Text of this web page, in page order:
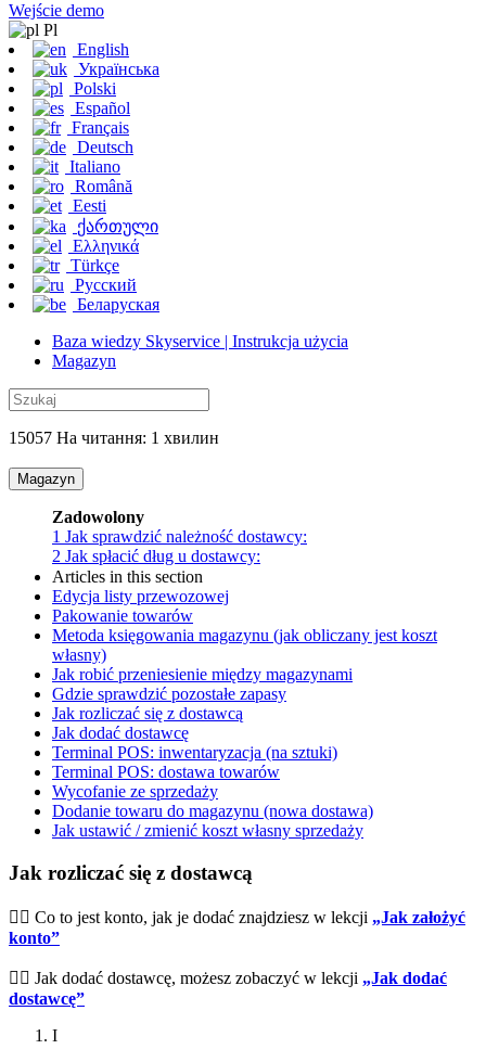
Wejście demo
Pl
English
Українська
Polski
Español
Français
Deutsch
Italiano
Română
Eesti
ქართული
Ελληνικά
Türkçe
Русский
Беларуская
Baza wiedzy Skyservice | Instrukcja użycia
Magazyn
15057 На читання: 1 хвилин
Magazyn
Zadowolony
1 Jak sprawdzić należność dostawcy:
2 Jak spłacić dług u dostawcy:
Articles in this section
Edycja listy przewozowej
Pakowanie towarów
Metoda księgowania magazynu (jak obliczany jest koszt
własny)
Jak robić przeniesienie między magazynami
Gdzie sprawdzić pozostałe zapasy
Jak rozliczać się z dostawcą
Jak dodać dostawcę
Terminal POS: inwentaryzacja (na sztuki)
Terminal POS: dostawa towarów
Wycofanie ze sprzedaży
Dodanie towaru do magazynu (nowa dostawa)
Jak ustawić / zmienić koszt własny sprzedaży
Jak rozliczać się z dostawcą
☝🏼 Co to jest konto, jak je dodać znajdziesz w lekcji „Jak założyć
konto”
☝🏼 Jak dodać dostawcę, możesz zobaczyć w lekcji „Jak dodać
dostawcę”
І